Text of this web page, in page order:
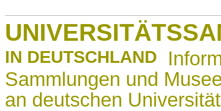
IN DEUTSCHLAND
Sammlungen und
an deutschen